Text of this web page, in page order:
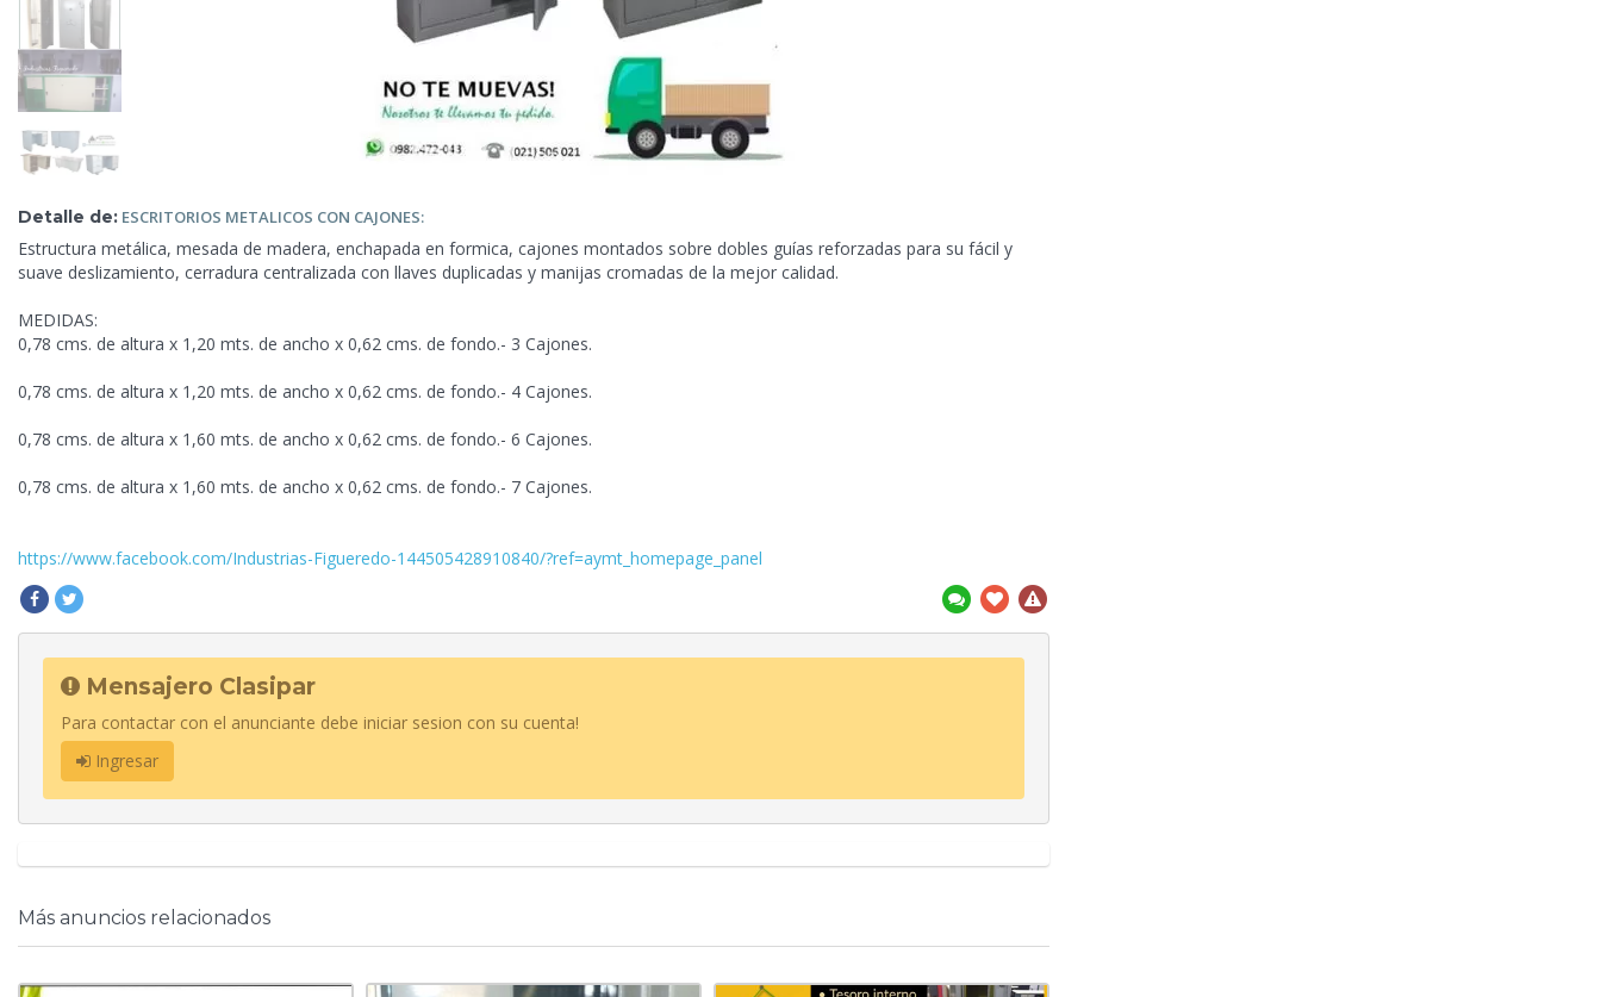
Detalle de: ESCRITORIOS METALICOS CON CAJONES:
Estructura metálica, mesada de madera, enchapada en formica, cajones montados sobre dobles guías reforzadas para su fácil y
suave deslizamiento, cerradura centralizada con llaves duplicadas y manijas cromadas de la mejor calidad.
MEDIDAS:
0,78 cms. de altura x 1,20 mts. de ancho x 0,62 cms. de fondo.- 3 Cajones.
0,78 cms. de altura x 1,20 mts. de ancho x 0,62 cms. de fondo.- 4 Cajones.
0,78 cms. de altura x 1,60 mts. de ancho x 0,62 cms. de fondo.- 6 Cajones.
0,78 cms. de altura x 1,60 mts. de ancho x 0,62 cms. de fondo.- 7 Cajones.
https://www.facebook.com/Industrias-Figueredo-144505428910840/?ref=aymt_homepage_panel
Mensajero Clasipar
Para contactar con el anunciante debe iniciar sesion con su cuenta!
Ingresar
Más anuncios relacionados